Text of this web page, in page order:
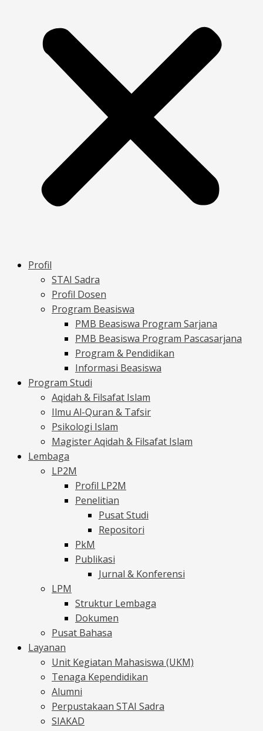
Profil
STAI Sadra
Profil Dosen
Program Beasiswa
PMB Beasiswa Program Sarjana
PMB Beasiswa Program Pascasarjana
Program & Pendidikan
Informasi Beasiswa
Program Studi
Aqidah & Filsafat Islam
Ilmu Al-Quran & Tafsir
Psikologi Islam
Magister Aqidah & Filsafat Islam
Lembaga
LP2M
Profil LP2M
Penelitian
Pusat Studi
Repositori
PkM
Publikasi
Jurnal & Konferensi
LPM
Struktur Lembaga
Dokumen
Pusat Bahasa
Layanan
Unit Kegiatan Mahasiswa (UKM)
Tenaga Kependidikan
Alumni
Perpustakaan STAI Sadra
SIAKAD